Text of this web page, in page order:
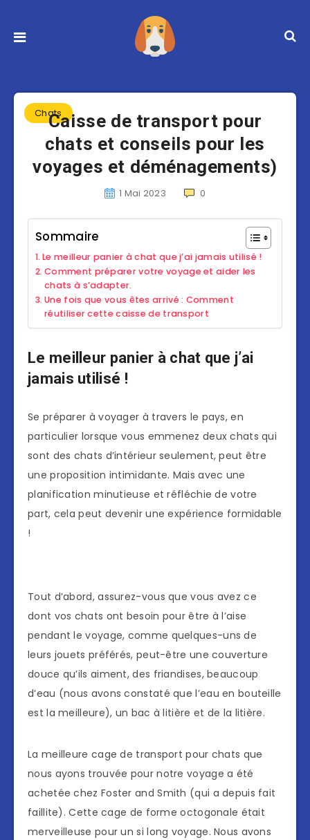
ChatsCaisse de transport pour
chats et conseils pour les
voyages et déménagements)
1 Mai 2023 0
Sommaire
Le meilleur panier à chat que j’ai jamais utilisé !
Comment préparer votre voyage et aider les
chats à s’adapter.
Une fois que vous êtes arrivé : Comment
réutiliser cette caisse de transport
Le meilleur panier à chat que j’ai
jamais utilisé !
Se préparer à voyager à travers le pays, en
particulier lorsque vous emmenez deux chats qui
sont des chats d’intérieur seulement, peut être
une proposition intimidante. Mais avec une
planification minutieuse et réfléchie de votre
part, cela peut devenir une expérience formidable
!
Tout d’abord, assurez-vous que vous avez ce
dont vos chats ont besoin pour être à l’aise
pendant le voyage, comme quelques-uns de
leurs jouets préférés, peut-être une couverture
douce qu’ils aiment, des friandises, beaucoup
d’eau (nous avons constaté que l’eau en bouteille
est la meilleure), un bac à litière et de la litière.
La meilleure cage de transport pour chats que
nous ayons trouvée pour notre voyage a été
achetée chez Foster and Smith (qui a depuis fait
faillite). Cette cage de forme octogonale était
merveilleuse pour un si long voyage. Nous avons